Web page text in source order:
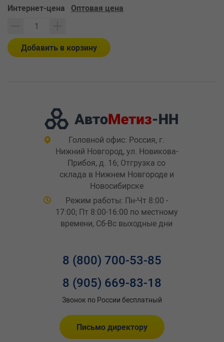
Интернет-цена Оптовая цена
Добавить в корзину
Головной офис: Россия, г.
Нижний Новгород, ул. Новикова-
Прибоя, д. 16; Отгрузка со
склада в Нижнем Новгороде и
Новосибирске
Режим работы: Пн-Чт 8:00 -
17:00; Пт 8:00-16:00 по местному
времени, Сб-Вс выходные дни
8 (800) 700-53-85
8 (905) 669-83-18
Звонок по России бесплатный
Письмо директору